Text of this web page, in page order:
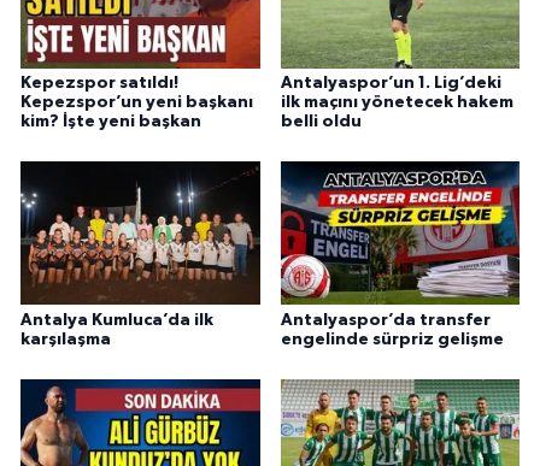
Kepezspor satıldı!
Kepezspor’un yeni başkanı
kim? İşte yeni başkan
Antalyaspor’un 1. Lig’deki
ilk maçını yönetecek hakem
belli oldu
Antalya Kumluca’da ilk
karşılaşma
Antalyaspor’da transfer
engelinde sürpriz gelişme